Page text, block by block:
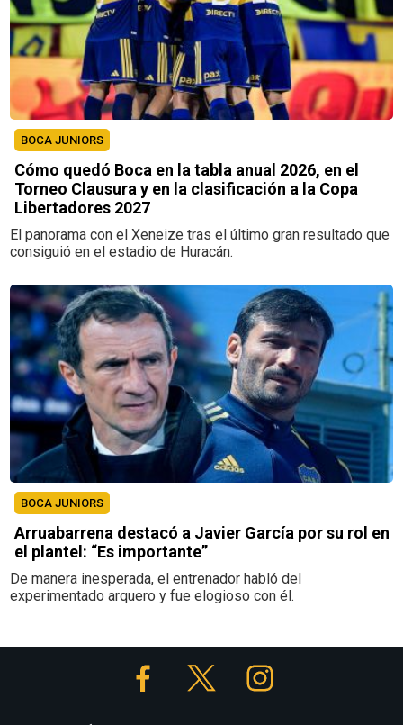
BOCA JUNIORS
Cómo quedó Boca en la tabla anual 2026, en el
Torneo Clausura y en la clasificación a la Copa
Libertadores 2027
El panorama con el Xeneize tras el último gran resultado que
consiguió en el estadio de Huracán.
BOCA JUNIORS
Arruabarrena destacó a Javier García por su rol en
el plantel: “Es importante”
De manera inesperada, el entrenador habló del
experimentado arquero y fue elogioso con él.